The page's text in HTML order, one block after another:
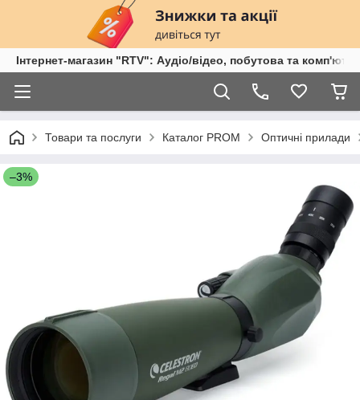
Інтернет-магазин "RTV": Аудіо/відео, побутова та
Товари та послуги Каталог PROM Оптичні прилади
–3%